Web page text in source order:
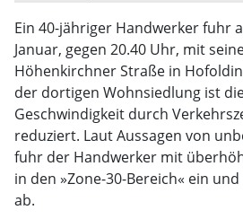
Ein 40-jähriger Handwerker fuhr
Januar, gegen 20.40 Uhr, mit
Höhenkirchner Straße in
der dortigen Wohnsiedlung ist
Geschwindigkeit durch
reduziert. Laut Aussagen von
fuhr der Handwerker mit
in den »Zone-30-Bereich« ein
ab.